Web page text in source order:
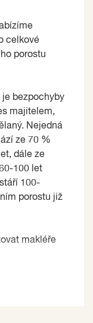
celkové
porostu
je bezpochyby
majitelem,
Nejedná
ze 70 %
dále ze
100 let
100-
porostu již
makléře